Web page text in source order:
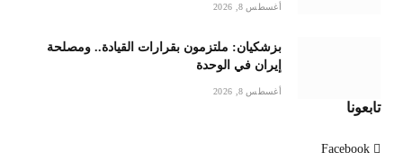
أغسطس 8, 2026
بزشكيان: ملتزمون بقرارات القيادة.. ومصلحة
إيران في الوحدة
أغسطس 8, 2026
تابعونا
Facebook